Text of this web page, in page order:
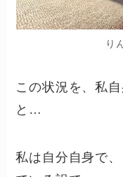
り
この状況を、私
と…
私は自分自身で